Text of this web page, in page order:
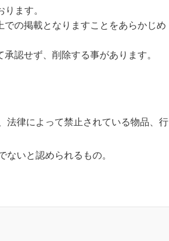
ます。
の掲載となりますことをあらかじめ
認せず、削除する事があります。
法律によって禁止されている物品、行
いと認められるもの。